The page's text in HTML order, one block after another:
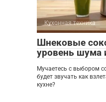
Кухонная техника
Шнековые
уровень шума
Мучаетесь с выбором
будет звучать как
кухне?